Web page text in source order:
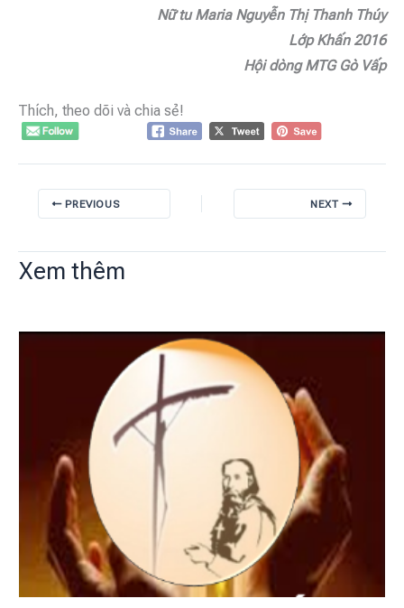
Nữ tu Maria Nguyễn Thị Thanh Thúy
Lớp Khấn 2016
Hội dòng MTG Gò Vấp
Thích, theo dõi và chia sẻ!
PREVIOUS NEXT
Xem thêm